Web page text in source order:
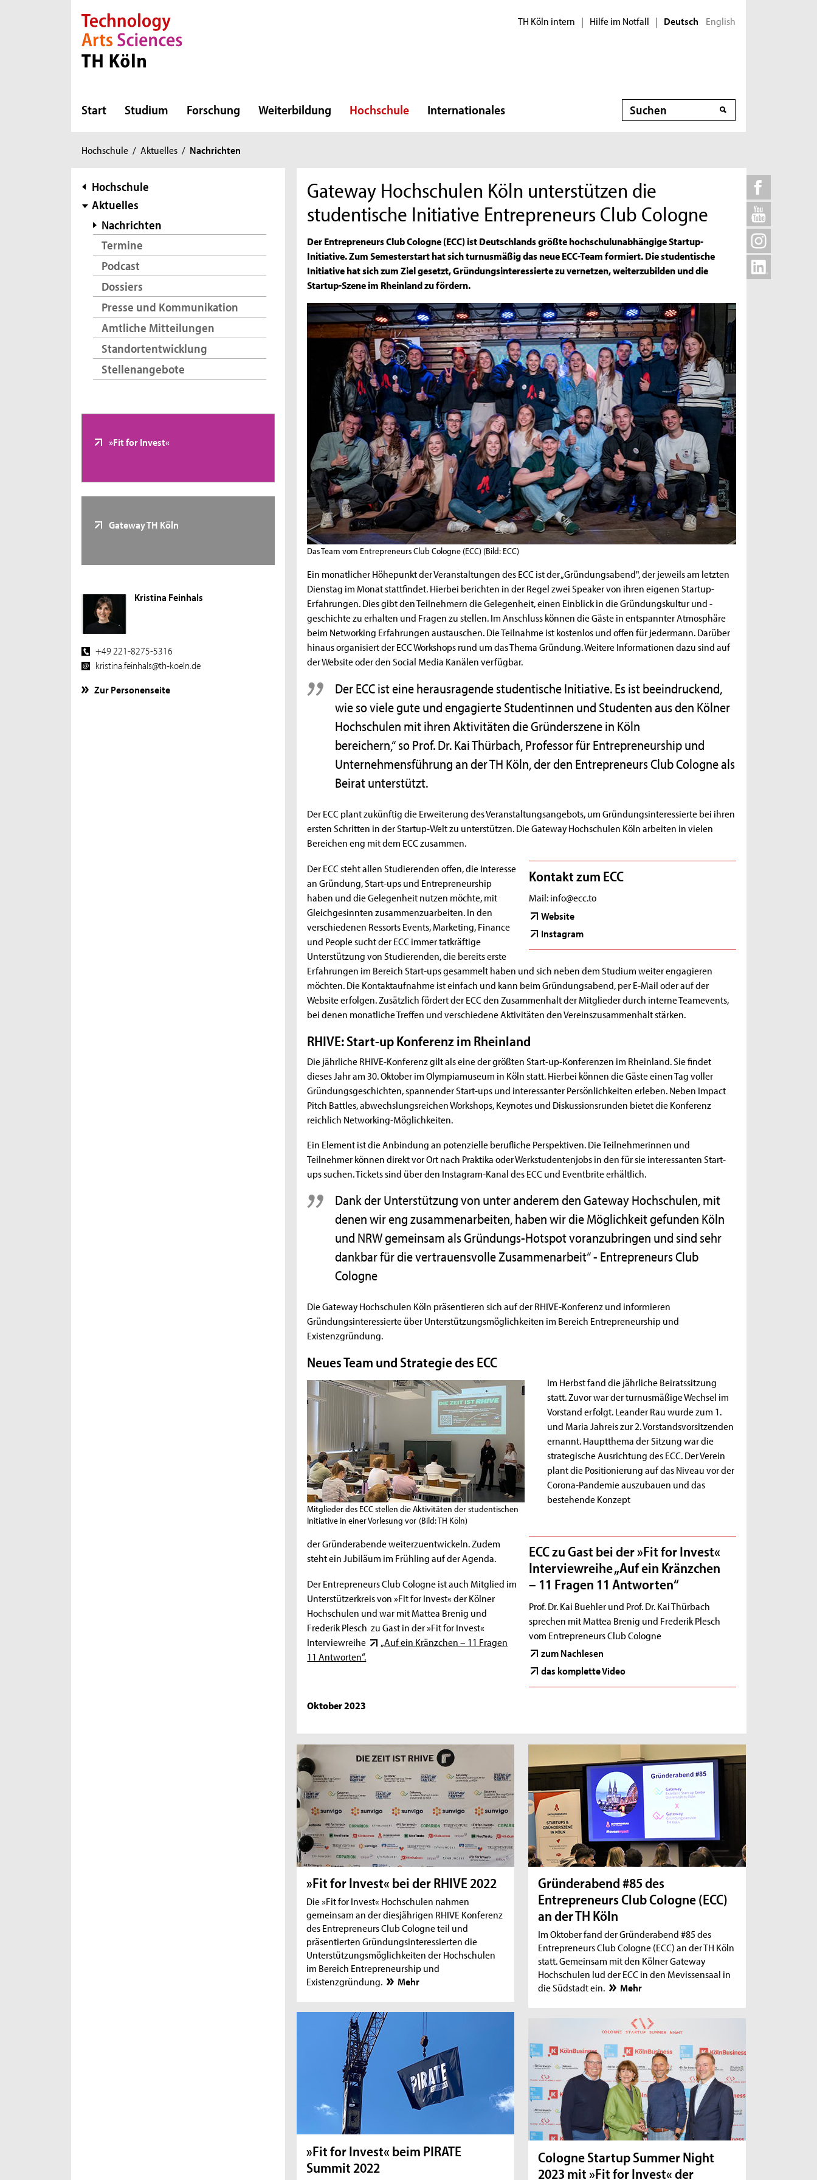
Direkt zur Hauptnavigation
Direkt zur Subnavigation
Direkt zum Inhalt
Direkt zum Fußbereich TH Köln intern | Hilfe im Notfall | Deutsch English
Start Studium Forschung Weiterbildung Hochschule Internationales Suche
Sie
hier:
Hochschule / Aktuelles / Nachrichten
Subnavigation
Hochschule
Aktuelles
Nachrichten
Termine
Podcast
Dossiers
Presse und Kommunikation
Amtliche Mitteilungen
Standortentwicklung
Stellenangebote
»Fit for Invest«
Gateway TH Köln
Kristina Feinhals
+49 221-8275-5316
kristina.feinhals@th-koeln.de
Zur Personenseite
Gateway Hochschulen Köln unterstützen die
studentische Initiative Entrepreneurs Club Cologne
Der Entrepreneurs Club Cologne (ECC) ist Deutschlands größte hochschulunabhängige Startup-
Initiative. Zum Semesterstart hat sich turnusmäßig das neue ECC-Team formiert. Die studentische
Initiative hat sich zum Ziel gesetzt, Gründungsinteressierte zu vernetzen, weiterzubilden und die
Startup-Szene im Rheinland zu fördern.
Das Team vom Entrepreneurs Club Cologne (ECC) (Bild: ECC)
Ein monatlicher Höhepunkt der Veranstaltungen des ECC ist der „Gründungsabend", der jeweils am letzten
Dienstag im Monat stattfindet. Hierbei berichten in der Regel zwei Speaker von ihren eigenen Startup-
Erfahrungen. Dies gibt den Teilnehmern die Gelegenheit, einen Einblick in die Gründungskultur und -
geschichte zu erhalten und Fragen zu stellen. Im Anschluss können die Gäste in entspannter Atmosphäre
beim Networking Erfahrungen austauschen. Die Teilnahme ist kostenlos und offen für jedermann. Darüber
hinaus organisiert der ECC Workshops rund um das Thema Gründung. Weitere Informationen dazu sind auf
der Website oder den Social Media Kanälen verfügbar.
Der ECC ist eine herausragende studentische Initiative. Es ist beeindruckend,
wie so viele gute und engagierte Studentinnen und Studenten aus den Kölner
Hochschulen mit ihren Aktivitäten die Gründerszene in Köln
bereichern,“ so Prof. Dr. Kai Thürbach, Professor für Entrepreneurship und
Unternehmensführung an der TH Köln, der den Entrepreneurs Club Cologne als
Beirat unterstützt.
Der ECC plant zukünftig die Erweiterung des Veranstaltungsangebots, um Gründungsinteressierte bei ihren
ersten Schritten in der Startup-Welt zu unterstützen. Die Gateway Hochschulen Köln arbeiten in vielen
Bereichen eng mit dem ECC zusammen.
Kontakt zum ECC
Mail: info@ecc.to
Website
Instagram
Der ECC steht allen Studierenden offen, die Interesse
an Gründung, Start-ups und Entrepreneurship
haben und die Gelegenheit nutzen möchte, mit
Gleichgesinnten zusammenzuarbeiten. In den
verschiedenen Ressorts Events, Marketing, Finance
und People sucht der ECC immer tatkräftige
Unterstützung von Studierenden, die bereits erste
Erfahrungen im Bereich Start-ups gesammelt haben und sich neben dem Studium weiter engagieren
möchten. Die Kontaktaufnahme ist einfach und kann beim Gründungsabend, per E-Mail oder auf der
Website erfolgen. Zusätzlich fördert der ECC den Zusammenhalt der Mitglieder durch interne Teamevents,
bei denen monatliche Treffen und verschiedene Aktivitäten den Vereinszusammenhalt stärken.
RHIVE: Start-up Konferenz im Rheinland
Die jährliche RHIVE-Konferenz gilt als eine der größten Start-up-Konferenzen im Rheinland. Sie findet
dieses Jahr am 30. Oktober im Olympiamuseum in Köln statt. Hierbei können die Gäste einen Tag voller
Gründungsgeschichten, spannender Start-ups und interessanter Persönlichkeiten erleben. Neben Impact
Pitch Battles, abwechslungsreichen Workshops, Keynotes und Diskussionsrunden bietet die Konferenz
reichlich Networking-Möglichkeiten.
Ein Element ist die Anbindung an potenzielle berufliche Perspektiven. Die Teilnehmerinnen und
Teilnehmer können direkt vor Ort nach Praktika oder Werkstudentenjobs in den für sie interessanten Start-
ups suchen. Tickets sind über den Instagram-Kanal des ECC und Eventbrite erhältlich.
Dank der Unterstützung von unter anderem den Gateway Hochschulen, mit
denen wir eng zusammenarbeiten, haben wir die Möglichkeit gefunden Köln
und NRW gemeinsam als Gründungs-Hotspot voranzubringen und sind sehr
dankbar für die vertrauensvolle Zusammenarbeit“ - Entrepreneurs Club
Cologne
Die Gateway Hochschulen Köln präsentieren sich auf der RHIVE-Konferenz und informieren
Gründungsinteressierte über Unterstützungsmöglichkeiten im Bereich Entrepreneurship und
Existenzgründung.
Neues Team und Strategie des ECC
Mitglieder des ECC stellen die Aktivitäten der studentischen
Initiative in einer Vorlesung vor (Bild: TH Köln)
Im Herbst fand die jährliche Beiratssitzung
statt. Zuvor war der turnusmäßige Wechsel im
Vorstand erfolgt. Leander Rau wurde zum 1.
und Maria Jahreis zur 2. Vorstandsvorsitzenden
ernannt. Hauptthema der Sitzung war die
strategische Ausrichtung des ECC. Der Verein
plant die Positionierung auf das Niveau vor der
Corona-Pandemie auszubauen und das
bestehende Konzept
ECC zu Gast bei der »Fit for Invest«
Interviewreihe „Auf ein Kränzchen
– 11 Fragen 11 Antworten“
Prof. Dr. Kai Buehler und Prof. Dr. Kai Thürbach
sprechen mit Mattea Brenig und Frederik Plesch
vom Entrepreneurs Club Cologne
zum Nachlesen
das komplette Video
der Gründerabende weiterzuentwickeln. Zudem
steht ein Jubiläum im Frühling auf der Agenda.
Der Entrepreneurs Club Cologne ist auch Mitglied im
Unterstützerkreis von »Fit for Invest« der Kölner
Hochschulen und war mit Mattea Brenig und
Frederik Plesch zu Gast in der »Fit for Invest«
Interviewreihe
„Auf ein Kränzchen – 11 Fragen
11 Antworten“.
Oktober 2023
»Fit for Invest« bei der RHIVE 2022
Die »Fit for Invest« Hochschulen nahmen
gemeinsam an der diesjährigen RHIVE Konferenz
des Entrepreneurs Club Cologne teil und
präsentierten Gründungsinteressierten die
Unterstützungsmöglichkeiten der Hochschulen
im Bereich Entrepreneurship und
Existenzgründung.
Mehr
Gründerabend #85 des
Entrepreneurs Club Cologne (ECC)
an der TH Köln
Im Oktober fand der Gründerabend #85 des
Entrepreneurs Club Cologne (ECC) an der TH Köln
statt. Gemeinsam mit den Kölner Gateway
Hochschulen lud der ECC in den Mevissensaal in
die Südstadt ein.
Mehr
»Fit for Invest« beim PIRATE
Summit 2022
Cologne Startup Summer Night
2023 mit »Fit for Invest« der